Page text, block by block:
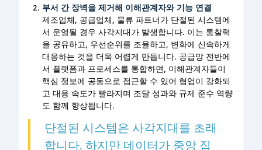
부서 간 장벽을 제거해 이해관계자와 기능 연결
제조업체, 공급업체, 물류 파트너가 단절된 시스템에
서 운영될 경우 사각지대가 발생합니다. 이는 통찰력
을 공유하고, 우선순위를 조율하고, 변화에 신속하게
대응하는 것을 더욱 어렵게 만듭니다. 공급망 전반에
서 플랫폼과 프로세스를 통합하면, 이해관계자들이
핵심 정보에 공동으로 접근할 수 있어 협업이 강화되
고 대응 속도가 빨라지며 조달 성과와 규제 준수 역량
도 함께 향상됩니다.
단절된 시스템은 사각지대를 초래
합니다. 하지만 데이터가 중앙 집